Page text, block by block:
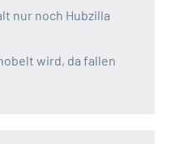
nur noch Hubzilla
wird, da fallen